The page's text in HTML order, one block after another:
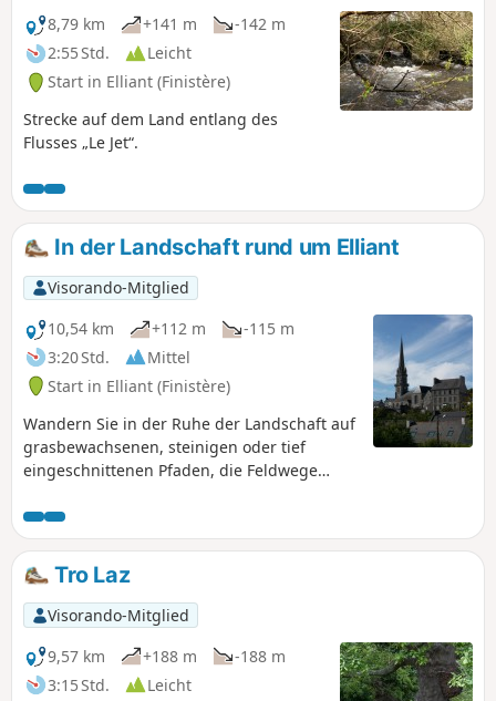
8,79 km
+141 m
-142 m
2:55 Std.
Leicht
Start in Elliant (Finistère)
Strecke auf dem Land entlang des
Flusses „Le Jet“.
In der Landschaft rund um Elliant
Visorando-Mitglied
10,54 km
+112 m
-115 m
3:20 Std.
Mittel
Start in Elliant (Finistère)
Wandern Sie in der Ruhe der Landschaft auf
grasbewachsenen, steinigen oder tief
eingeschnittenen Pfaden, die Feldwege
wenig begehener kleiner Straßen, die zu
Bauernhöfen führen. Die Strecke ist
größtenteils schattig.
Tro Laz
Visorando-Mitglied
9,57 km
+188 m
-188 m
3:15 Std.
Leicht